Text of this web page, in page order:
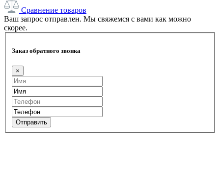
Сравнение товаров
Ваш запрос отправлен. Мы свяжемся с вами как можно
скорее.
Заказ обратного звонка
×
Отправить